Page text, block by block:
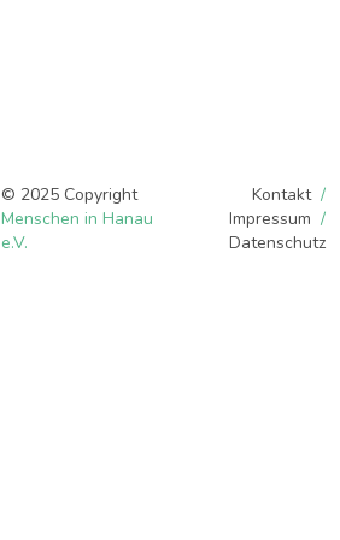
Kontakt
Impressum
Datenschutz
© 2025 Copyright
Menschen in Hanau
e.V.